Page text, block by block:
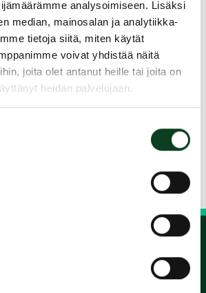
analysoimiseen. Lisäksi
median, mainosalan ja analytiikka-
tietoja siitä, miten käytät
voivat yhdistää näitä
joita olet antanut heille tai joita on
heidän palvelujaan.
kuuluu:
aikana